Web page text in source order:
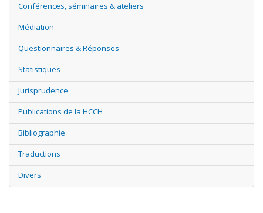
Conférences, séminaires & ateliers
Médiation
Questionnaires & Réponses
Statistiques
Jurisprudence
Publications de la HCCH
Bibliographie
Traductions
Divers